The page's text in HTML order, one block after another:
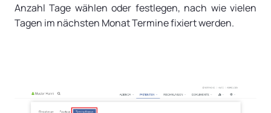
Anzahl Tage wählen oder festlegen, nach wie vielen
Tagen im nächsten Monat Termine fixiert werden.